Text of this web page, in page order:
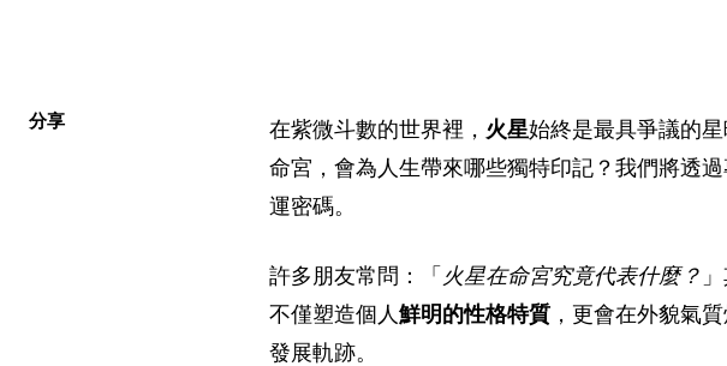
分享 在紫微斗數的世界裡， 火星始終是最具爭議的
命宮，會為人生帶來哪些獨特印記？我們將透
運密碼。
許多朋友常問：「 火星在命宮究竟代表什麼？
不僅塑造個人鮮明的性格特質 ，更會在外貌氣
發展軌跡。